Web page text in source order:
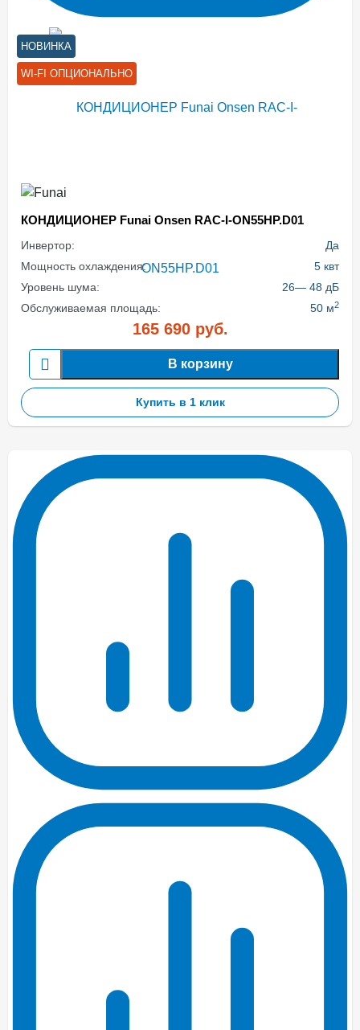
НОВИНКА
WI-FI ОПЦИОНАЛЬНО
КОНДИЦИОНЕР Funai Onsen RAC-I-ON55HP.D01
Инвертор:
Да
Мощность охлаждения:
5 квт
Уровень шума:
26— 48 дБ
Обслуживаемая площадь:
50 м2
165 690руб.
В корзину
Купить в 1 клик